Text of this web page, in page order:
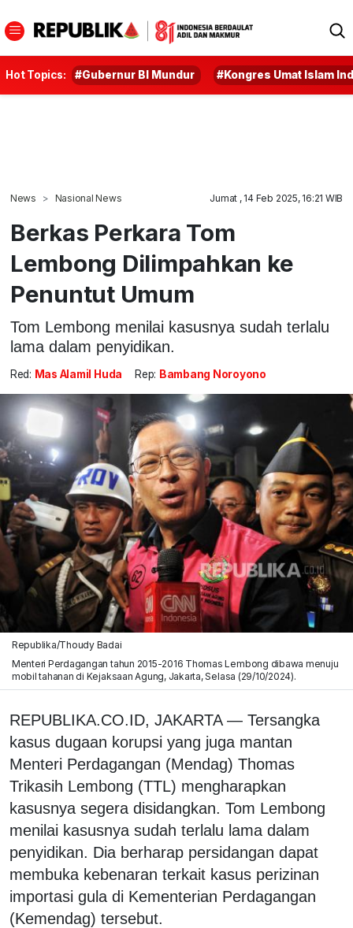
Hot Topics: #Gubernur BI Mundur #Kongres Umat Islam
News Nasional News Jumat , 14 Feb 2025, 16:21 WIB
Berkas Perkara Tom
Lembong Dilimpahkan ke
Penuntut Umum
Tom Lembong menilai kasusnya sudah terlalu
lama dalam penyidikan.
Red: Mas Alamil Huda Rep: Bambang Noroyono
Republika/Thoudy Badai
Menteri Perdagangan tahun 2015-2016 Thomas Lembong dibawa menuju
mobil tahanan di Kejaksaan Agung, Jakarta, Selasa (29/10/2024).
REPUBLIKA.CO.ID, JAKARTA — Tersangka
kasus dugaan korupsi yang juga mantan
Menteri Perdagangan (Mendag) Thomas
Trikasih Lembong (TTL) mengharapkan
kasusnya segera disidangkan. Tom Lembong
menilai kasusnya sudah terlalu lama dalam
penyidikan. Dia berharap persidangan dapat
membuka kebenaran terkait kasus perizinan
importasi gula di Kementerian Perdagangan
(Kemendag) tersebut.